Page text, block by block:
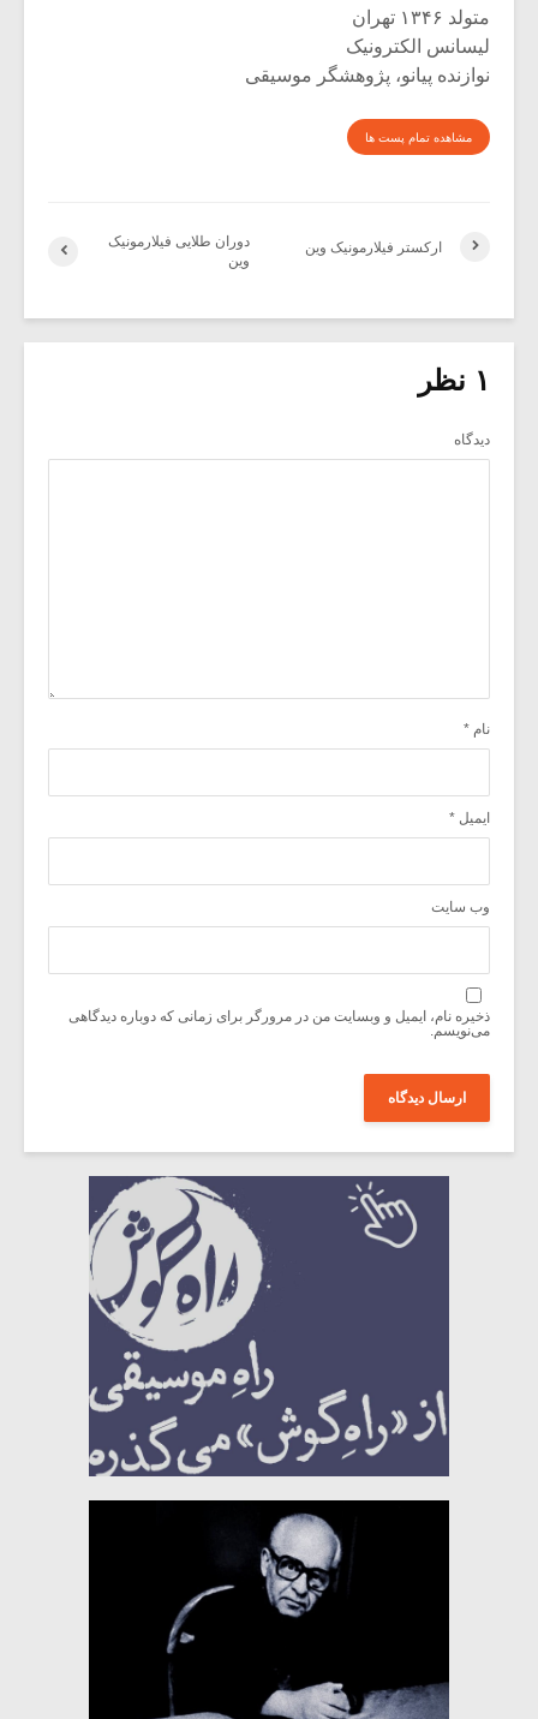
متولد ۱۳۴۶ تهران
لیسانس الکترونیک
نوازنده پیانو، پژوهشگر موسیقی
مشاهده تمام پست ها
دوران طلایی فیلارمونیک
وین
ارکستر فیلارمونیک وین
۱ نظر
دیدگاه
نام *
ایمیل *
وب‌ سایت
ذخیره نام، ایمیل و وبسایت من در مرورگر برای زمانی که دوباره دیدگاهی
می‌نویسم.